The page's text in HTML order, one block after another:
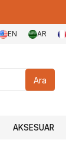
EN AR
Ara
AKSESUAR